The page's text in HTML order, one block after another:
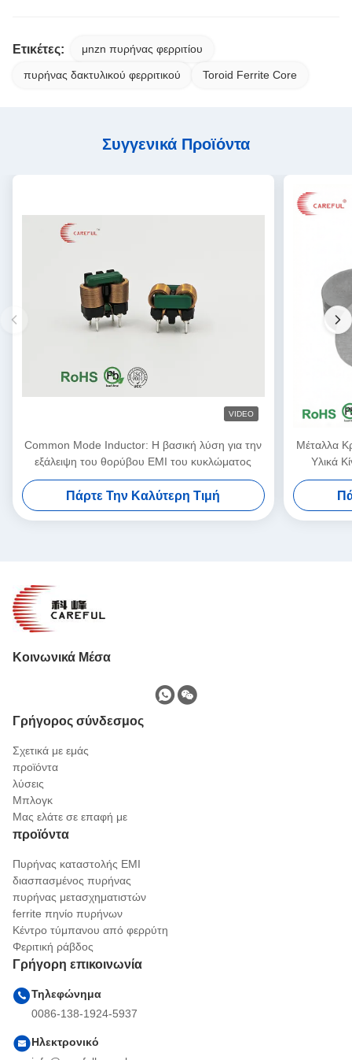
Ετικέτες: μnzn πυρήνας φερριτίου
πυρήνας δακτυλικού φερριτικού Toroid Ferrite Core
Συγγενικά Προϊόντα
VIDEO
Common Mode Inductor: Η βασική λύση για την
εξάλειψη του θορύβου EMI του κυκλώματος
Πάρτε Την Καλύτερη Τιμή
Μέταλλα
Υλικά
Μόνιμος
Κοινωνικά Μέσα
Γρήγορος σύνδεσμος
Σχετικά με εμάς
προϊόντα
λύσεις
Μπλογκ
Μας ελάτε σε επαφή με
προϊόντα
Πυρήνας καταστολής EMI
διασπασμένος πυρήνας
πυρήνας μετασχηματιστών
ferrite πηνίο πυρήνων
Κέντρο τύμπανου από φερρύτη
Φεριτική ράβδος
Γρήγορη επικοινωνία
Τηλεφώνημα
0086-138-1924-5937
Ηλεκτρονικό